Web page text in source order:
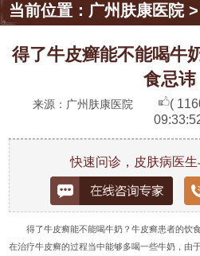
当前位置： 广州肤康医院>
得了牛皮癣能不能喝牛
食忌讳
来源：广州肤康医院 (
快速问诊，皮肤病医
得了牛皮癣能不能喝牛奶？牛皮癣患者的饮食
在治疗牛皮癣的过程当中能够多喝一些牛奶，由